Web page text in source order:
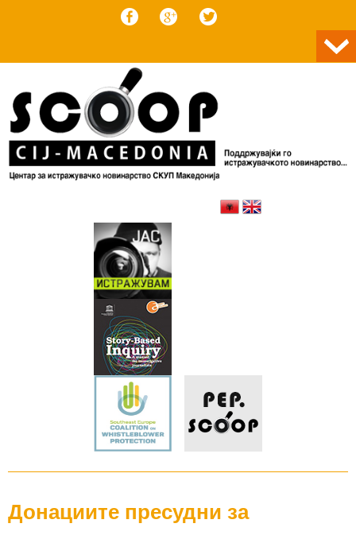
Донациите пресудни за